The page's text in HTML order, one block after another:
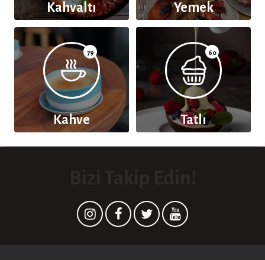
Kahvaltı Yemek
79
Kahve
60
Tatlı